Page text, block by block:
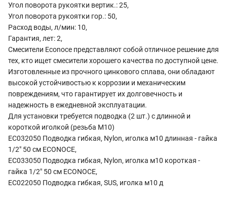
Угол поворота рукоятки вертик.: 25,
Угол поворота рукоятки гор.: 50,
Расход воды, л/мин: 10,
Гарантия, лет: 2,
Смесители Econoce представляют собой отличное решение для
тех, кто ищет смесители хорошего качества по доступной цене.
Изготовленные из прочного цинкового сплава, они обладают
высокой устойчивостью к коррозии и механическим
повреждениям, что гарантирует их долговечность и
надежность в ежедневной эксплуатации.
Для установки требуется подводка (2 шт.) с длинной и
короткой иголкой (резьба М10)
EC032050 Подводка гибкая, Nylon, иголка м10 длинная - гайка
1/2" 50 см ECONOCE,
EC033050 Подводка гибкая, Nylon, иголка м10 короткая -
гайка 1/2" 50 см ECONOCE,
EC022050 Подводка гибкая, SUS, иголка м10 д